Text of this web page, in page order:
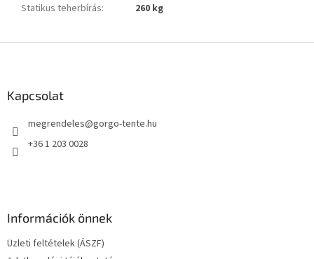
Statikus teherbírás: 260 kg
Kapcsolat
megrendeles@gorgo-tente.hu
+36 1 203 0028
Információk önnek
Üzleti feltételek (ÁSZF)